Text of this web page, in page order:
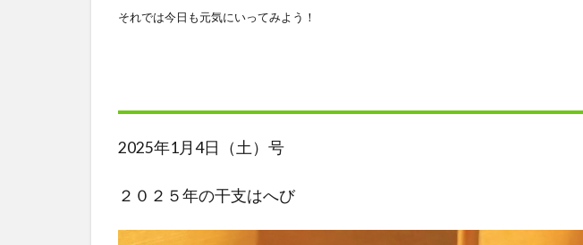
それでは今日も元気にいってみよう！
2025年1月4日（土）号
２０２５年の干支はへび